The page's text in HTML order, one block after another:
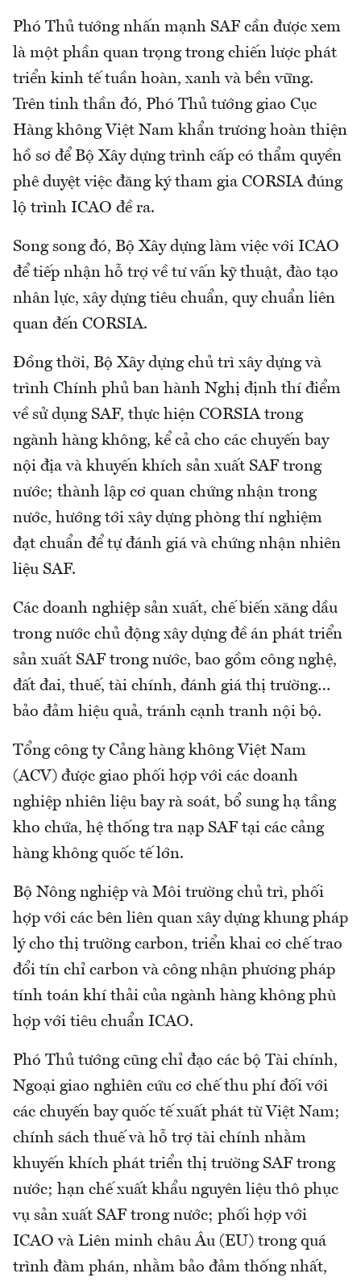
Phó Thủ tướng nhấn mạnh SAF cần được xem
là một phần quan trọng trong chiến lược phát
triển kinh tế tuần hoàn, xanh và bền vững.
Trên tinh thần đó, Phó Thủ tướng giao Cục
Hàng không Việt Nam khẩn trương hoàn thiện
hồ sơ để Bộ Xây dựng trình cấp có thẩm quyền
phê duyệt việc đăng ký tham gia CORSIA đúng
lộ trình ICAO đề ra.
Song song đó, Bộ Xây dựng làm việc với ICAO
để tiếp nhận hỗ trợ về tư vấn kỹ thuật, đào tạo
nhân lực, xây dựng tiêu chuẩn, quy chuẩn liên
quan đến CORSIA.
Đồng thời, Bộ Xây dựng chủ trì xây dựng và
trình Chính phủ ban hành Nghị định thí điểm
về sử dụng SAF, thực hiện CORSIA trong
ngành hàng không, kể cả cho các chuyến bay
nội địa và khuyến khích sản xuất SAF trong
nước; thành lập cơ quan chứng nhận trong
nước, hướng tới xây dựng phòng thí nghiệm
đạt chuẩn để tự đánh giá và chứng nhận nhiên
liệu SAF.
Các doanh nghiệp sản xuất, chế biến xăng dầu
trong nước chủ động xây dựng đề án phát triển
sản xuất SAF trong nước, bao gồm công nghệ,
đất đai, thuế, tài chính, đánh giá thị trường…
bảo đảm hiệu quả, tránh cạnh tranh nội bộ.
Tổng công ty Cảng hàng không Việt Nam
(ACV) được giao phối hợp với các doanh
nghiệp nhiên liệu bay rà soát, bổ sung hạ tầng
kho chứa, hệ thống tra nạp SAF tại các cảng
hàng không quốc tế lớn.
Bộ Nông nghiệp và Môi trường chủ trì, phối
hợp với các bên liên quan xây dựng khung pháp
lý cho thị trường carbon, triển khai cơ chế trao
đổi tín chỉ carbon và công nhận phương pháp
tính toán khí thải của ngành hàng không phù
hợp với tiêu chuẩn ICAO.
Phó Thủ tướng cũng chỉ đạo các bộ Tài chính,
Ngoại giao nghiên cứu cơ chế thu phí đối với
các chuyến bay quốc tế xuất phát từ Việt Nam;
chính sách thuế và hỗ trợ tài chính nhằm
khuyến khích phát triển thị trường SAF trong
nước; hạn chế xuất khẩu nguyên liệu thô phục
vụ sản xuất SAF trong nước; phối hợp với
ICAO và Liên minh châu Âu (EU) trong quá
trình đàm phán, nhằm bảo đảm thống nhất,